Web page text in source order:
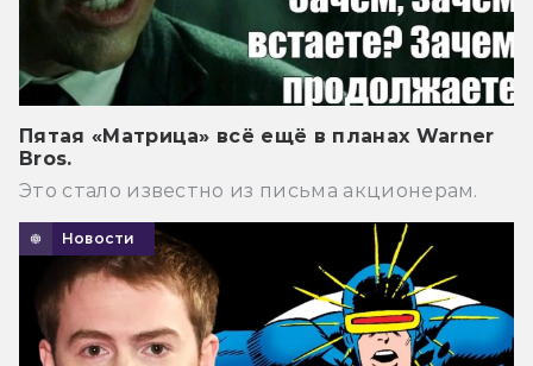
Пятая «Матрица» всё ещё в планах Warner
Bros.
Это стало известно из письма акционерам.
Новости